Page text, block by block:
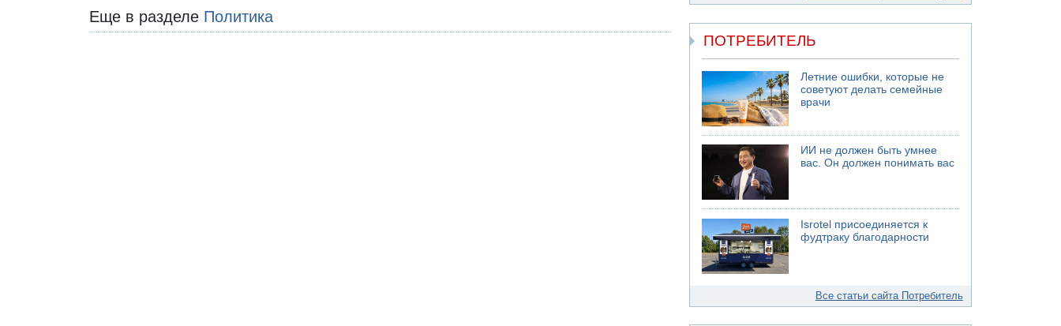
Еще в разделе Политика
ПОТРЕБИТЕЛЬ
Летние ошибки, которые не
советуют делать семейные
врачи
ИИ не должен быть умнее
вас. Он должен понимать вас
Isrotel присоединяется к
фудтраку благодарности
Все статьи сайта Потребитель